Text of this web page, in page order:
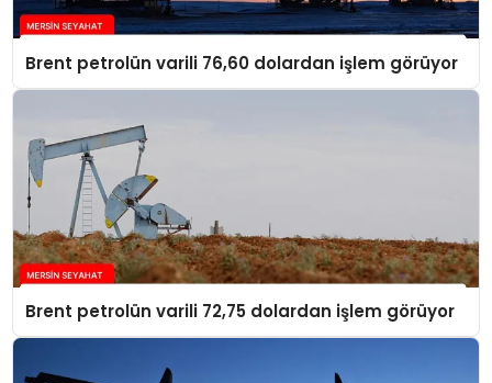
Brent petrolün varili 76,60 dolardan işlem görüyor
Brent petrolün varili 72,75 dolardan işlem görüyor